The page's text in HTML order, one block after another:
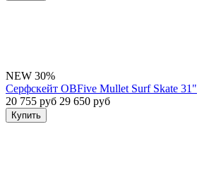
NEW 30%
Серфскейт OBFive Mullet Surf Skate 31"
20 755 руб 29 650 руб
Купить